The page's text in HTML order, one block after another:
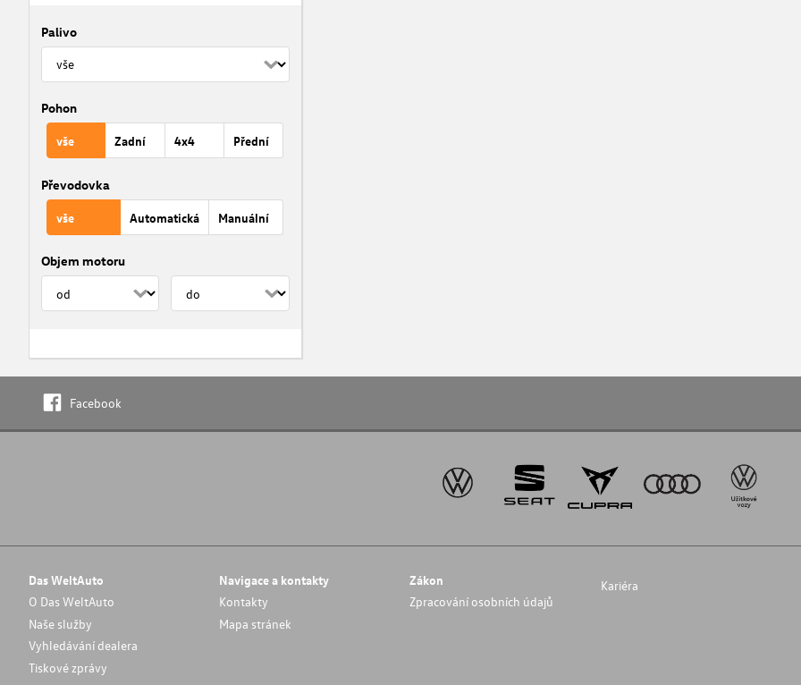
Palivo
Pohon
vše Zadní 4x4 Přední
Převodovka
vše Automatická Manuální
Objem motoru
Facebook
Das WeltAuto
O Das WeltAuto
Naše služby
Vyhledávání dealera
Tiskové zprávy
Navigace a kontakty
Kontakty
Mapa stránek
Zákon
Zpracování osobních údajů
Kariéra